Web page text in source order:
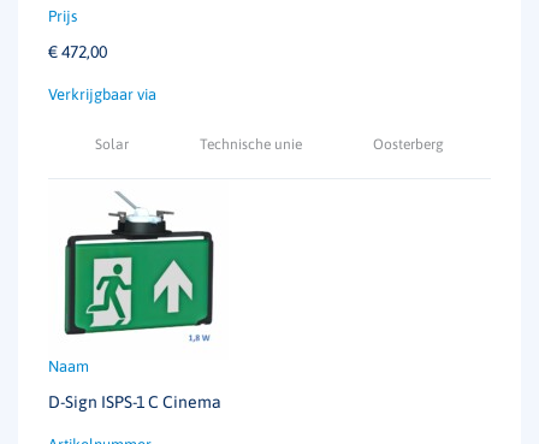
€472,00
Solar Technische unie Oosterberg
D-Sign ISPS-1 C Cinema